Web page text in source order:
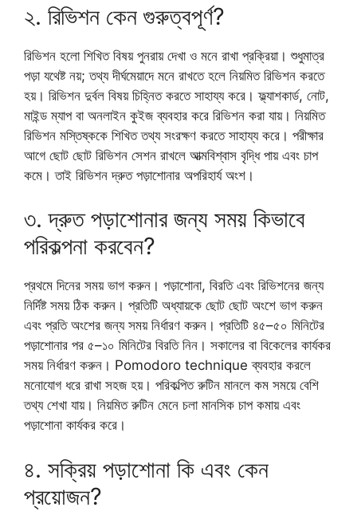
২. রিভিশন কেন গুরুত্বপূর্ণ?
রিভিশন হলো শিখিত বিষয় পুনরায় দেখা ও মনে রাখা প্রক্রিয়া। শুধুমাত্র
পড়া যথেষ্ট নয়; তথ্য দীর্ঘমেয়াদে মনে রাখতে হলে নিয়মিত রিভিশন করতে
হয়। রিভিশন দুর্বল বিষয় চিহ্নিত করতে সাহায্য করে। ফ্ল্যাশকার্ড, নোট,
মাইন্ড ম্যাপ বা অনলাইন কুইজ ব্যবহার করে রিভিশন করা যায়। নিয়মিত
রিভিশন মস্তিষ্ককে শিখিত তথ্য সংরক্ষণ করতে সাহায্য করে। পরীক্ষার
আগে ছোট ছোট রিভিশন সেশন রাখলে আত্মবিশ্বাস বৃদ্ধি পায় এবং চাপ
কমে। তাই রিভিশন দ্রুত পড়াশোনার অপরিহার্য অংশ।
৩. দ্রুত পড়াশোনার জন্য সময় কিভাবে
পরিকল্পনা করবেন?
প্রথমে দিনের সময় ভাগ করুন। পড়াশোনা, বিরতি এবং রিভিশনের জন্য
নির্দিষ্ট সময় ঠিক করুন। প্রতিটি অধ্যায়কে ছোট ছোট অংশে ভাগ করুন
এবং প্রতি অংশের জন্য সময় নির্ধারণ করুন। প্রতিটি ৪৫–৫০ মিনিটের
পড়াশোনার পর ৫–১০ মিনিটের বিরতি নিন। সকালের বা বিকেলের কার্যকর
সময় নির্ধারণ করুন। Pomodoro technique ব্যবহার করলে
মনোযোগ ধরে রাখা সহজ হয়। পরিকল্পিত রুটিন মানলে কম সময়ে বেশি
তথ্য শেখা যায়। নিয়মিত রুটিন মেনে চলা মানসিক চাপ কমায় এবং
পড়াশোনা কার্যকর করে।
৪. সক্রিয় পড়াশোনা কি এবং কেন
প্রয়োজন?